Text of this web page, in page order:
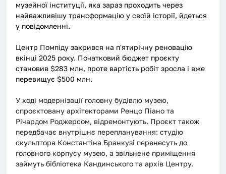
музейної інституції, яка зараз проходить через
найважливішу трансформацію у своїй історії, йдеться
у повідомленні.
Центр Помпіду закрився на п'ятирічну реновацію
вкінці 2025 року. Початковий бюджет проєкту
становив $283 млн, проте вартість робіт зросла і вже
перевищує $500 млн.
У ході модернізації головну будівлю музею,
спроєктовану архітекторами Ренцо Піано та
Річардом Роджерсом, відремонтують. Проєкт також
передбачає внутрішнє перепланування: студію
скульптора Константіна Бранкузі перенесуть до
головного корпусу музею, а звільнене приміщення
займуть бібліотека Кандинського та архів Центру.